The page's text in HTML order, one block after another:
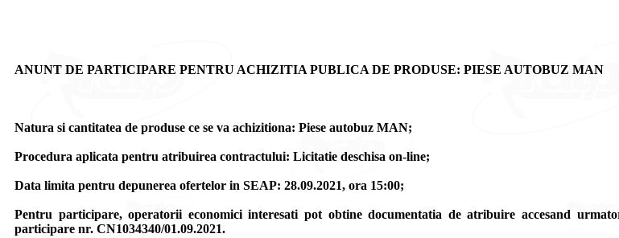
ANUNT DE PARTICIPARE PENTRU ACHIZITIA PUBLICA DE PRODUSE: PIESE AUTOBUZ MAN
Natura si cantitatea de produse ce se va achizitiona: Piese autobuz MAN;
Procedura aplicata pentru atribuirea contractului: Licitatie deschisa on-line;
Data limita pentru depunerea ofertelor in SEAP: 28.09.2021, ora 15:00;
Pentru participare, operatorii economici interesati pot obtine documentatia de atribuire accesand
participare nr. CN1034340/01.09.2021.